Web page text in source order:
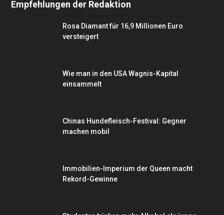
Empfehlungen der Redaktion
Rosa Diamant für 16,9 Millionen Euro
versteigert
Wie man in den USA Wagnis-Kapital
einsammelt
Chinas Hundefleisch-Festival: Gegner
machen mobil
Immobilien-Imperium der Queen macht
Rekord-Gewinne